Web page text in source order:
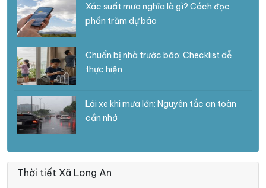
Xác suất mưa nghĩa là gì? Cách đọc
phần trăm dự báo
Chuẩn bị nhà trước bão: Checklist dễ
thực hiện
Lái xe khi mưa lớn: Nguyên tắc an toàn
cần nhớ
Thời tiết Xã Long An